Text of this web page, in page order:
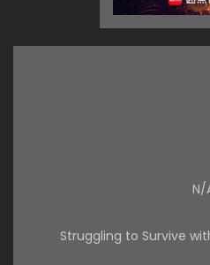
N/
Struggling to Survive